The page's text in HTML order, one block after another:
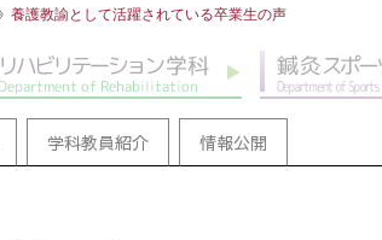
養護教諭として活躍されている卒業生の声
学科教員紹介 情報公開